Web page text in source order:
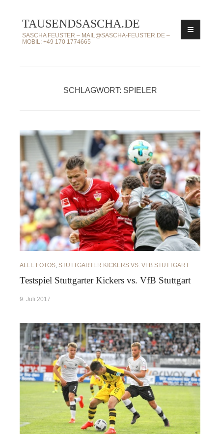
Inhalt
springen
TAUSENDSASCHA.DE
SASCHA FEUSTER – MAIL@SASCHA-FEUSTER.DE –
MOBIL: +49 170 1774665
SCHLAGWORT: SPIELER
ALLE FOTOS STUTTGARTER KICKERS VS. VFB STUTTGART
Testspiel Stuttgarter Kickers vs. VfB Stuttgart
9. Juli 2017